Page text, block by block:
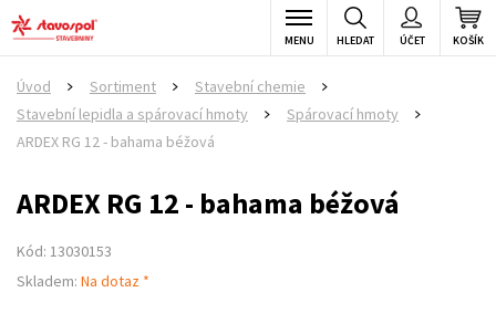
KOŠÍK
ÚČET
HLEDAT
MENU
Úvod Sortiment Stavební chemie
Stavební lepidla a spárovací hmoty
Spárovací hmoty
ARDEX RG 12 - bahama béžová
ARDEX RG 12 - bahama béžová
Kód: 13030153
Skladem: Na dotaz *